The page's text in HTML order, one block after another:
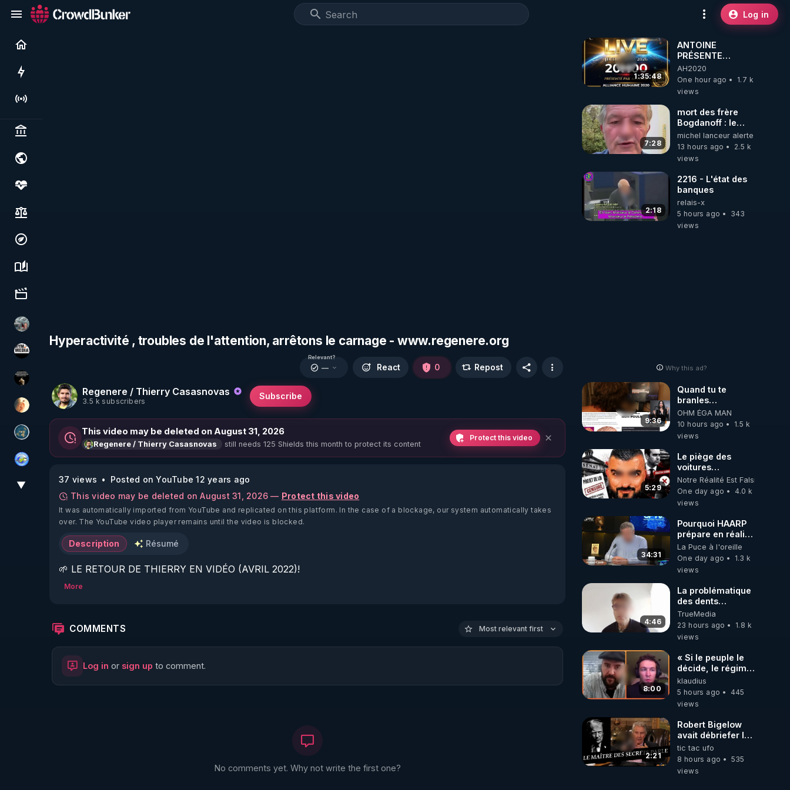
Log in
Live
Politics & institutions
Society, justice & freedoms
Economy, environment & technology
Science, history & spirituality
Culture, media & entertainment
Ben Garneau
HYM.MEDIA
Infos et vérité
La Puce à l'oreille
Réinformation sur le monde
Tonton Posture Débrief
▼
Hyperactivité , troubles de l'attention, arrêtons le carnage - www.regenere.org
Regenere / Thierry Casasnovas
3.5 k subscribers
Subscribe
Relevant?
— React 0 Repost
This video may be deleted on August 31, 2026
Regenere / Thierry Casasnovas still needs 125 Shields this month to protect its content
Protect this video
37 views
Posted on YouTube 12 years ago
This video may be deleted on August 31, 2026 — Protect this video
It was automatically imported from YouTube and replicated on this platform. In the case of a blockage, our system automatically takes
over. The YouTube video player remains until the video is blocked.
Description Résumé
🌱 LE RETOUR DE THIERRY EN VIDÉO (AVRIL 2022)!
🌱 LE MAGAZINE RÉGÉNÈRE
http://rgnr.li/ymag
More
COMMENTS Most relevant first
Log in or sign up to comment.
No comments yet. Why not write the first one?
1:35:48
ANTOINE
PRÉSENTE
AH2020 LE LIVE
20H ***DU
06/08/2026***
AH2020
One hour ago
1.7 k
views
7:28
mort des frère
Bogdanoff : le
mensonge d état
michel lanceur alerte
13 hours ago
2.5 k
views
2:18
2216 - L'état des
banques
relais-x
5 hours ago
343
views
Why this ad?
9:36
Quand tu te
branles
bonhomme tu
émets des ondes
ils ont juste omis
OHM ÉGA MAN
10 hours ago
1.5 k
views
5:29
Le piège des
voitures
électriques se
referme sur les
usagers !
Notre Réalité Est Falsifiée Et
One day ago
4.0 k
views
34:31
Pourquoi HAARP
prépare en réalité
un CHAOS
climatique, on
répond
La Puce à l'oreille
One day ago
1.3 k
views
4:46
La problématique
des dents
dévitalisées et
des implants
TrueMedia
23 hours ago
1.8 k
views
8:00
« Si le peuple le
décide, le régime
peut tomber
demain ! »
klaudius
5 hours ago
445
views
2:21
Robert Bigelow
avait débriefer le
pédophile
génocidaire de
donald j trump
tic tac ufo
8 hours ago
535
views